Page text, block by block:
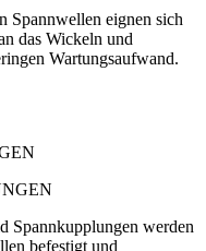
Spannwellen eignen sich
das Wickeln und
Wartungsaufwand.
Spannkupplungen werden
befestigt und